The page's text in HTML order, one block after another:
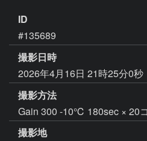
ID
#135689
撮影日時
2026年4月16日 21時25分0秒
撮影方法
Gain 300 -10℃ 180sec × 20
撮影地